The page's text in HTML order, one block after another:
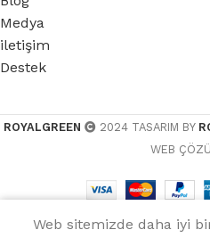
Medya
iletişim
Destek
ROYALGREEN 2024 TASARIM BY
WEB
Web sitemizde daha iyi